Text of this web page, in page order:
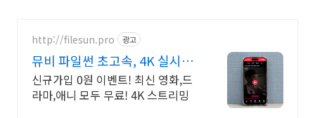
http://filesun.pro 광고
뮤비 파일썬 초고속, 4K 실시간
보기!
신규가입 0원 이벤트! 최신 영화,드
라마,애니 모두 무료! 4K 스트리밍